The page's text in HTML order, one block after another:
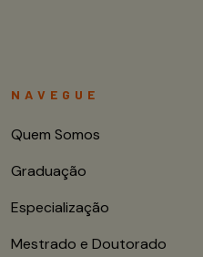
NAVEGUE
Quem Somos
Graduação
Especialização
Mestrado e Doutorado